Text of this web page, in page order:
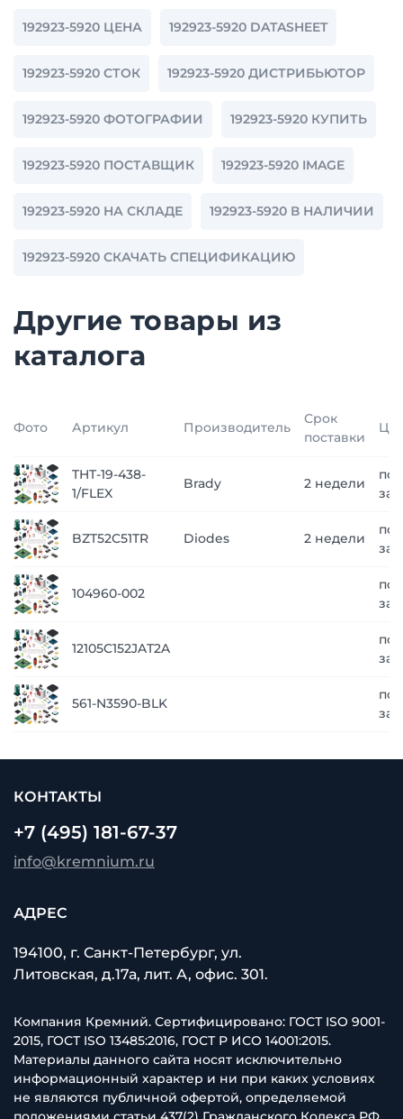
192923-5920 ЦЕНА 192923-5920 DATASHEET
192923-5920 СТОК 192923-5920 ДИСТРИБЬЮТОР
192923-5920 ФОТОГРАФИИ 192923-5920 КУПИТЬ
192923-5920 ПОСТАВЩИК 192923-5920 IMAGE
192923-5920 НА СКЛАДЕ 192923-5920 В НАЛИЧИИ
192923-5920 СКАЧАТЬ СПЕЦИФИКАЦИЮ
Другие товары из
каталога
Фото Артикул Производитель
Срок
поставки
THT-19-438-
1/FLEX
Brady 2 недели
по
BZT52C51TR Diodes 2 недели
по
104960-002
по
12105C152JAT2A
по
561-N3590-BLK
по
КОНТАКТЫ
+7 (495) 181-67-37
info@kremnium.ru
АДРЕС
194100, г. Санкт-Петербург, ул.
Литовская, д.17а, лит. А, офис. 301.
Компания Кремний. Сертифицировано: ГОСТ ISO 9001-
2015, ГОСТ ISO 13485:2016, ГОСТ Р ИСО 14001:2015.
Материалы данного сайта носят исключительно
информационный характер и ни при каких условиях
не являются публичной офертой, определяемой